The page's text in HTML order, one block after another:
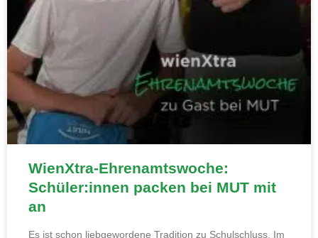
WienXtra-Ehrenamtswoche:
Schüler:innen packen bei MUT mit
an
Es ist schon liebgewordene Tradition zu Schulschluss. Im